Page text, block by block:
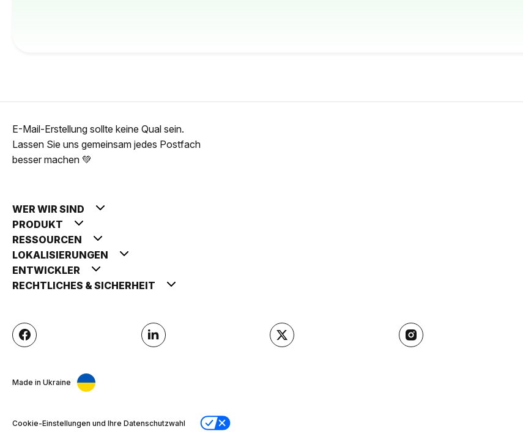
E-Mail-Erstellung sollte keine Qual sein.
Lassen Sie uns gemeinsam jedes Postfach
besser machen 💚
WER WIR SIND
PRODUKT
RESSOURCEN
LOKALISIERUNGEN
ENTWICKLER
RECHTLICHES & SICHERHEIT
Made in Ukraine
Cookie-Einstellungen und Ihre Datenschutzwahl